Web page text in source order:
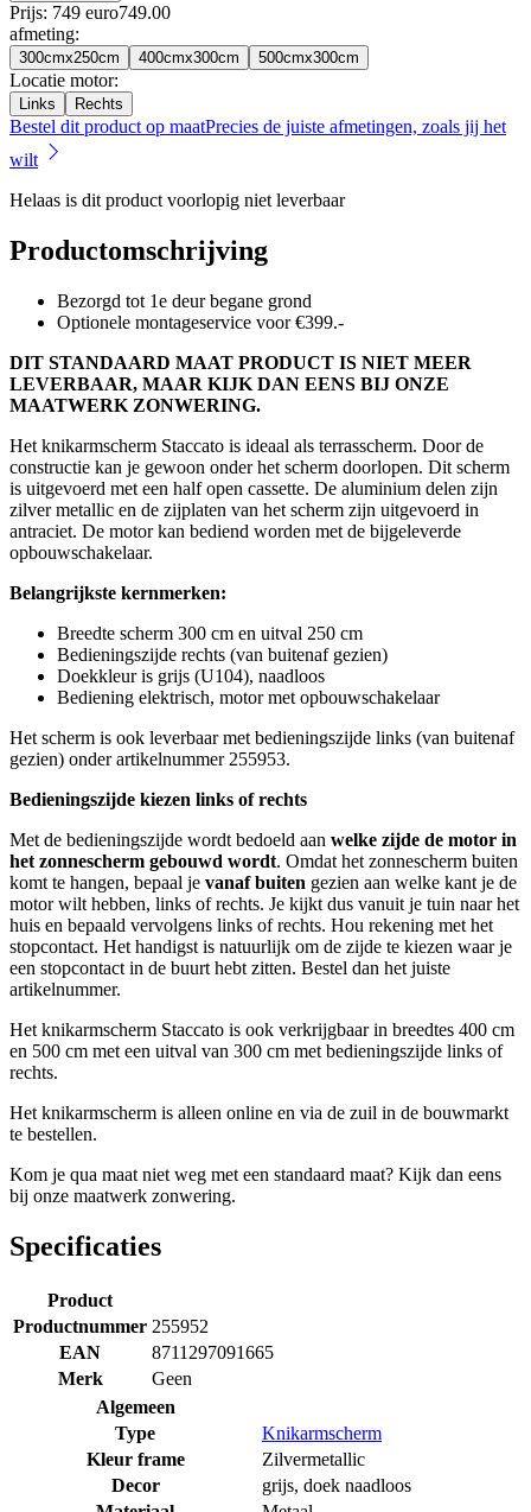
Prijs: 749 euro749.00
afmeting:
300cmx250cm 400cmx300cm 500cmx300cm
Locatie motor:
Links Rechts
Bestel dit product op maatPrecies de juiste afmetingen, zoals jij het
wilt
Helaas is dit product voorlopig niet leverbaar
Productomschrijving
Bezorgd tot 1e deur begane grond
Optionele montageservice voor €399.-
DIT STANDAARD MAAT PRODUCT IS NIET MEER
LEVERBAAR, MAAR KIJK DAN EENS BIJ ONZE
MAATWERK ZONWERING.
Het knikarmscherm Staccato is ideaal als terrasscherm. Door de
constructie kan je gewoon onder het scherm doorlopen. Dit scherm
is uitgevoerd met een half open cassette. De aluminium delen zijn
zilver metallic en de zijplaten van het scherm zijn uitgevoerd in
antraciet. De motor kan bediend worden met de bijgeleverde
opbouwschakelaar.
Belangrijkste kernmerken:
Breedte scherm 300 cm en uitval 250 cm
Bedieningszijde rechts (van buitenaf gezien)
Doekkleur is grijs (U104), naadloos
Bediening elektrisch, motor met opbouwschakelaar
Het scherm is ook leverbaar met bedieningszijde links (van buitenaf
gezien) onder artikelnummer 255953.
Bedieningszijde kiezen links of rechts
Met de bedieningszijde wordt bedoeld aan welke zijde de motor in
het zonnescherm gebouwd wordt. Omdat het zonnescherm buiten
komt te hangen, bepaal je vanaf buiten gezien aan welke kant je de
motor wilt hebben, links of rechts. Je kijkt dus vanuit je tuin naar het
huis en bepaald vervolgens links of rechts. Hou rekening met het
stopcontact. Het handigst is natuurlijk om de zijde te kiezen waar je
een stopcontact in de buurt hebt zitten. Bestel dan het juiste
artikelnummer.
Het knikarmscherm Staccato is ook verkrijgbaar in breedtes 400 cm
en 500 cm met een uitval van 300 cm met bedieningszijde links of
rechts.
Het knikarmscherm is alleen online en via de zuil in de bouwmarkt
te bestellen.
Kom je qua maat niet weg met een standaard maat? Kijk dan eens
bij onze maatwerk zonwering.
Specificaties
Product
Productnummer 255952
EAN
8711297091665
Merk
Geen
Algemeen
Type
Knikarmscherm
Kleur frame
Zilvermetallic
Decor
grijs, doek naadloos